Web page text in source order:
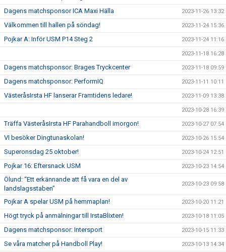
Dagens matchsponsor ICA Maxi Hälla 2023-11-26 13:32
Välkommen till hallen på söndag! 2023-11-24 15:36
Pojkar A: Inför USM P14 Steg 2 2023-11-24 11:16
2023-11-18 16:28
Dagens matchsponsor: Brages Tryckcenter 2023-11-18 09:59
Dagens matchsponsor: PerformIQ 2023-11-11 10:11
VästeråsIrsta HF lanserar Framtidens ledare! 2023-11-09 13:38
2023-10-28 16:39
Träffa VästeråsIrsta HF Parahandboll imorgon! 2023-10-27 07:54
VI besöker Dingtunaskolan! 2023-10-26 15:54
Superonsdag 25 oktober! 2023-10-24 12:51
Pojkar 16: Eftersnack USM 2023-10-23 14:54
Ölund: “Ett erkännande att få vara en del av
landslagsstaben”
2023-10-23 09:58
Pojkar A spelar USM på hemmaplan! 2023-10-20 11:21
Högt tryck på anmälningar till IrstaBlixten! 2023-10-18 11:05
Dagens matchsponsor: Intersport 2023-10-15 11:33
Se våra matcher på Handboll Play! 2023-10-13 14:34